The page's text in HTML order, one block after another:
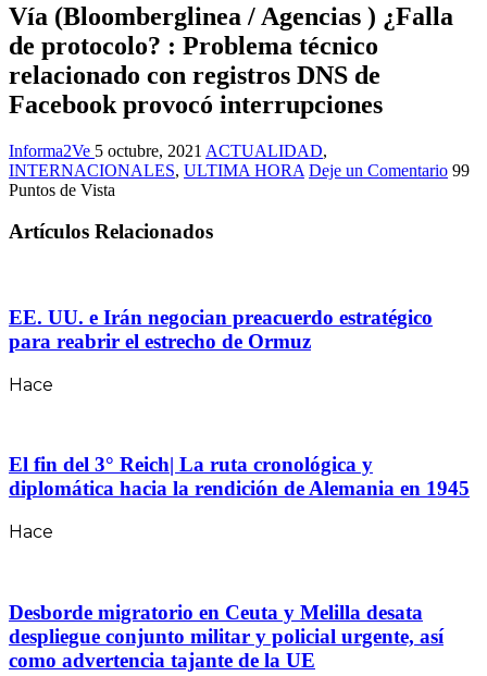
Vía (Bloomberglinea / Agencias ) ¿Falla
de protocolo? : Problema técnico
relacionado con registros DNS de
Facebook provocó interrupciones
Informa2Ve 5 octubre, 2021 ACTUALIDAD,
INTERNACIONALES, ULTIMA HORA Deje un Comentario 99
Puntos de Vista
Artículos Relacionados
EE. UU. e Irán negocian preacuerdo estratégico
para reabrir el estrecho de Ormuz
Hace
El fin del 3° Reich| La ruta cronológica y
diplomática hacia la rendición de Alemania en 1945
Hace
Desborde migratorio en Ceuta y Melilla desata
despliegue conjunto militar y policial urgente, así
como advertencia tajante de la UE